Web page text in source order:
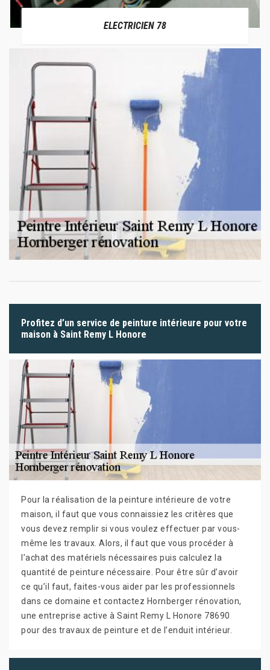
ELECTRICIEN 78
Profitez d’un service de peinture intérieure pour votre
maison à Saint Remy L Honore
Pour la réalisation de la peinture intérieure de votre
maison, il faut que vous connaissiez les critères que
vous devez remplir si vous voulez effectuer par vous-
même les travaux. Alors, il faut que vous procéder à
l’achat des matériels nécessaires puis calculez la
quantité de peinture nécessaire. Pour être sûr d’avoir
ce qu’il faut, faites-vous aider par les professionnels
dans ce domaine et contactez Hornberger rénovation,
une entreprise active à Saint Remy L Honore 78690
pour des travaux de peinture et de l’enduit intérieur.